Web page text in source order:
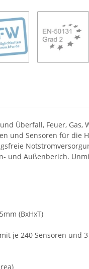
Überfall, Feuer,
und Sensoren für
und Außenberich.
(BxHxT)
je 240 Sensoren und